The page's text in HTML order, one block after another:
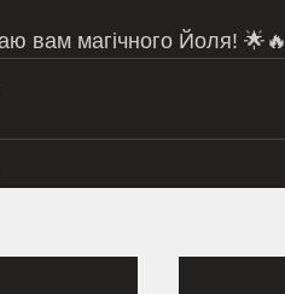
вам магічного Йоля! 🌟🔥